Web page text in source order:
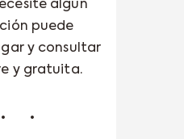
algún
puede
y consultar
y gratuita.